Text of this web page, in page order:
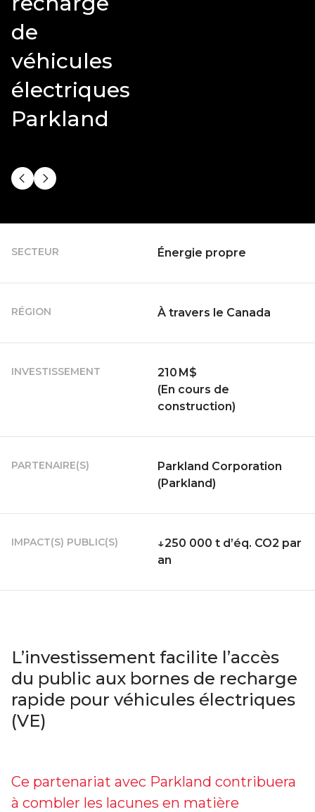
de
véhicules
électriques
Parkland
SECTEUR Énergie propre
RÉGION À travers le Canada
INVESTISSEMENT
210 M$
(En cours de
construction)
PARTENAIRE(S)
Parkland Corporation
(Parkland)
IMPACT(S) PUBLIC(S)
↓250 000 t d’éq. CO2 par
an
L’investissement facilite l’accès
du public aux bornes de recharge
rapide pour véhicules électriques
(VE)
Ce partenariat avec Parkland contribuera
à combler les lacunes en matière